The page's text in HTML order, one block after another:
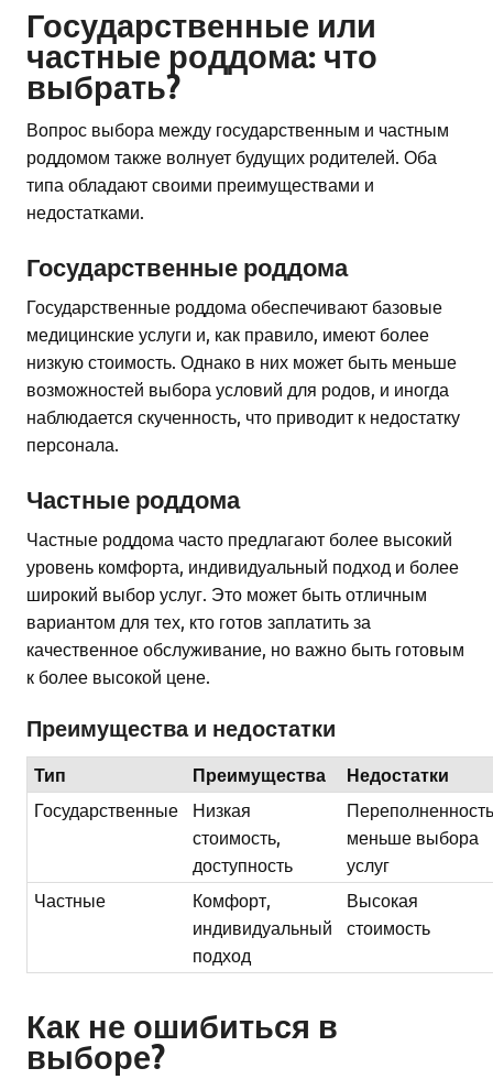
Государственные или
частные роддома: что
выбрать?
Вопрос выбора между государственным и частным
роддомом также волнует будущих родителей. Оба
типа обладают своими преимуществами и
недостатками.
Государственные роддома
Государственные роддома обеспечивают базовые
медицинские услуги и, как правило, имеют более
низкую стоимость. Однако в них может быть меньше
возможностей выбора условий для родов, и иногда
наблюдается скученность, что приводит к недостатку
персонала.
Частные роддома
Частные роддома часто предлагают более высокий
уровень комфорта, индивидуальный подход и более
широкий выбор услуг. Это может быть отличным
вариантом для тех, кто готов заплатить за
качественное обслуживание, но важно быть готовым
к более высокой цене.
Преимущества и недостатки
Тип Преимущества Недостатки
Государственные
Низкая
стоимость,
доступность
меньше выбора
услуг
Частные
Комфорт,
индивидуальный
подход
Высокая
стоимость
Как не ошибиться в
выборе?